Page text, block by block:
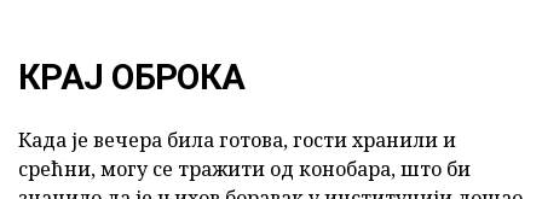
КРАЈ ОБРОКА
Када је вечера била готова, гости хранили и
срећни, могу се тражити од конобара, што би